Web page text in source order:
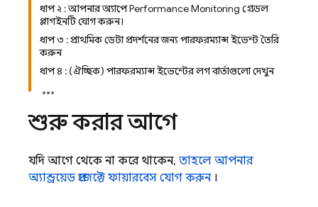
ধাপ ২ : আপনার অ্যাপে Performance Monitoring গ্রেডল
প্লাগইনটি যোগ করুন।
ধাপ ৩ : প্রাথমিক ডেটা প্রদর্শনের জন্য পারফরম্যান্স ইভেন্ট তৈরি
করুন
ধাপ ৪ : (ঐচ্ছিক) পারফরম্যান্স ইভেন্টের লগ বার্তাগুলো দেখুন
শুরু করার আগে
যদি আগে থেকে না করে থাকেন, তাহলে আপনার
অ্যান্ড্রয়েড প্রজেক্টে ফায়ারবেস যোগ করুন।